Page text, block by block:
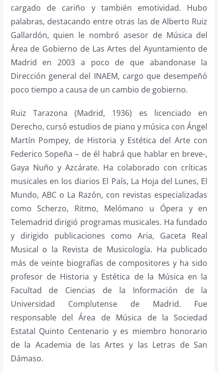
cargado de cariño y también emotividad. Hubo
palabras, destacando entre otras las de Alberto Ruiz
Gallardón, quien le nombró asesor de Música del
Área de Gobierno de Las Artes del Ayuntamiento de
Madrid en 2003 a poco de que abandonase la
Dirección general del INAEM, cargo que desempeñó
poco tiempo a causa de un cambio de gobierno.
Ruiz Tarazona (Madrid, 1936) es licenciado en
Derecho, cursó estudios de piano y música con Ángel
Martín Pompey, de Historia y Estética del Arte con
Federico Sopeña – de él habrá que hablar en breve-,
Gaya Nuño y Azcárate. Ha colaborado con críticas
musicales en los diarios El País, La Hoja del Lunes, El
Mundo, ABC o La Razón, con revistas especializadas
como Scherzo, Ritmo, Melómano u Ópera y en
Telemadrid dirigió programas musicales. Ha fundado
y dirigido publicaciones como Aria, Gaceta Real
Musical o la Revista de Musicología. Ha publicado
más de veinte biografías de compositores y ha sido
profesor de Historia y Estética de la Música en la
Facultad de Ciencias de la Información de la
Universidad Complutense de Madrid. Fue
responsable del Área de Música de la Sociedad
Estatal Quinto Centenario y es miembro honorario
de la Academia de las Artes y las Letras de San
Dámaso.